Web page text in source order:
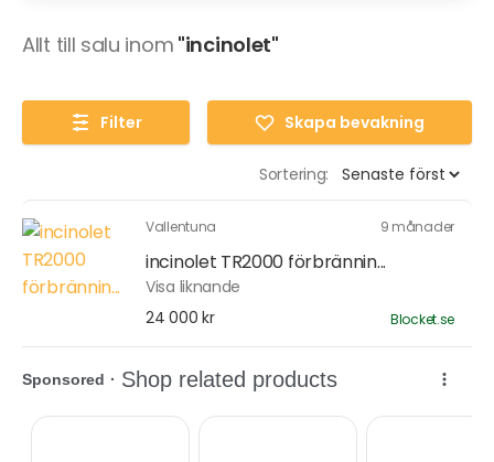
Allt till salu inom "incinolet"
Filter Skapa bevakning
Sortering:
Vallentuna 9 månader
incinolet TR2000 förbrännin...
Visa liknande
24 000 kr
Blocket.se